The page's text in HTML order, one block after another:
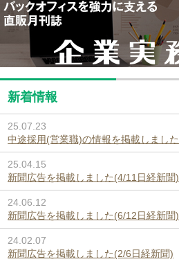
新着情報
25.07.23
中途採用(営業職)の情報を掲載しました
25.04.15
新聞広告を掲載しました(4/11日経新聞)
24.06.12
新聞広告を掲載しました(6/12日経新聞)
24.02.07
新聞広告を掲載しました(2/6日経新聞)